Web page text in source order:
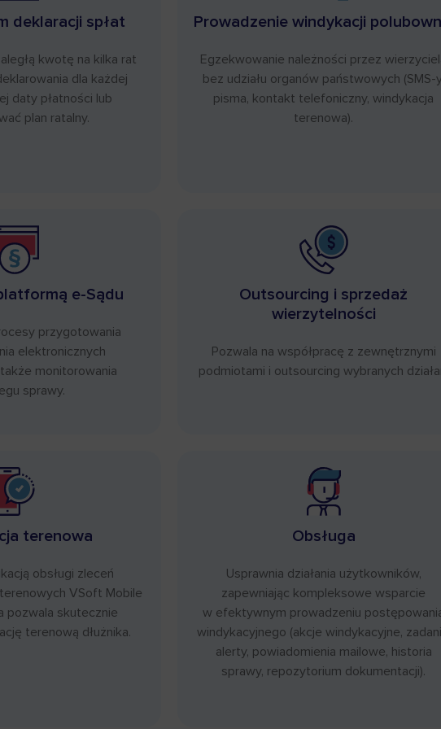
deklaracji spłat
kwotę na kilka rat
dla każdej
daty płatności lub
plan ratalny.
Prowadzenie windykacji
Egzekwowanie należności przez
bez udziału organów państwowych (SMS-
pisma, kontakt telefoniczny, windykacja
terenowa).
e-Sądu
przygotowania
elektronicznych
monitorowania
sprawy.
Outsourcing i sprzedaż
wierzytelności
Pozwala na współpracę z zewnętrznymi
podmiotami i outsourcing wybranych
terenowa
obsługi zleceń
VSoft Mobile
pozwala skutecznie
terenową dłużnika.
Obsługa
Usprawnia działania użytkowników,
zapewniając kompleksowe wsparcie
w efektywnym prowadzeniu
windykacyjnego (akcje windykacyjne,
alerty, powiadomienia mailowe, historia
sprawy, repozytorium dokumentacji).